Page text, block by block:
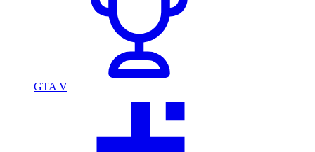
GTA V